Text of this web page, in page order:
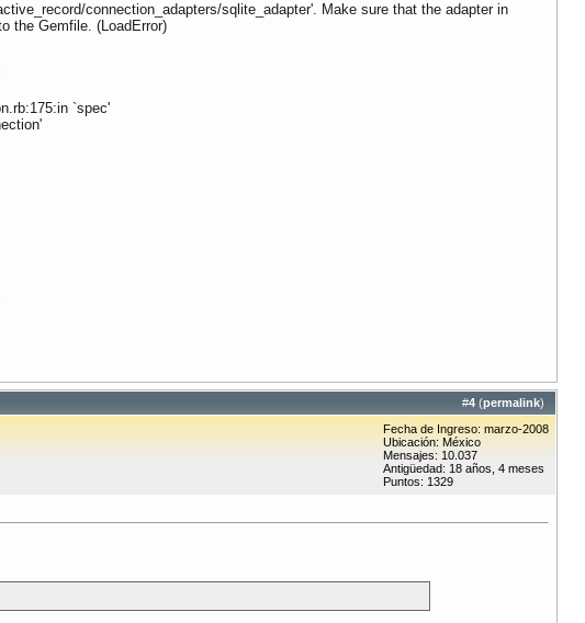
connection_adapters/sqlite_adapter'. Make sure that the adapter in
the Gemfile. (LoadError)
`spec'
#4 (permalink)
Fecha de Ingreso: marzo-2008
Ubicación: México
Mensajes: 10.037
Antigüedad: 18 años, 4 meses
Puntos: 1329